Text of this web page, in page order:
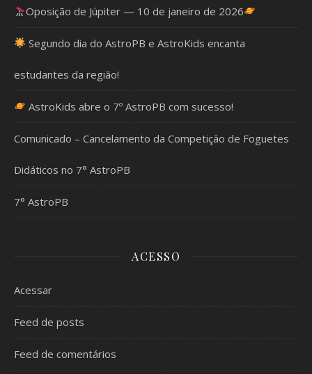
Oposição de Júpiter — 10 de janeiro de 2026
Segundo dia do AstroPB e AstroKids encanta
estudantes da região!
AstroKids abre o 7º AstroPB com sucesso!
Comunicado – Cancelamento da Competição de Foguetes
Didáticos no 7° AstroPB
7° AstroPB
ACESSO
Acessar
Feed de posts
Feed de comentários